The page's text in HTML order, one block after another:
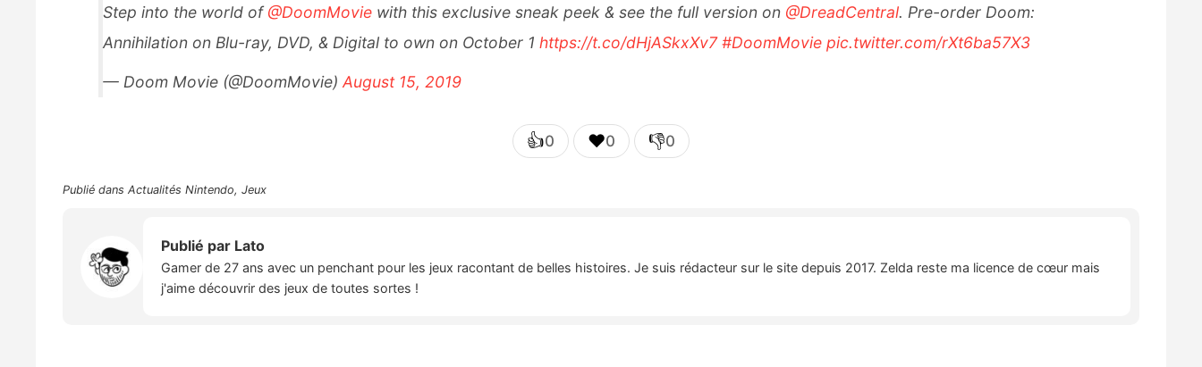
Step into the world of@DoomMoviewith this exclusive sneak peek & see the full version on @DreadCentral. Pre-order Doom:
Annihilation on Blu-ray, DVD, & Digital to own on October 1 https://t.co/dHjASkxXv7 #DoomMovie pic.twitter.com/rXt6ba57X3
— Doom Movie (@DoomMovie)August 15, 2019
👍0 ❤️0 👎0
Publié dans Actualités Nintendo, Jeux
Publié par Lato
Gamer de 27 ans avec un penchant pour les jeux racontant de belles histoires. Je suis rédacteur sur le site depuis 2017. Zelda reste ma licence de cœur mais
j'aime découvrir des jeux de toutes sortes !